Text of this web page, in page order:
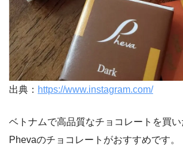
出典： https://www.instagram.com/
ベトナムで高品質なチョコレートを買い
Phevaのチョコレートがおすすめです。